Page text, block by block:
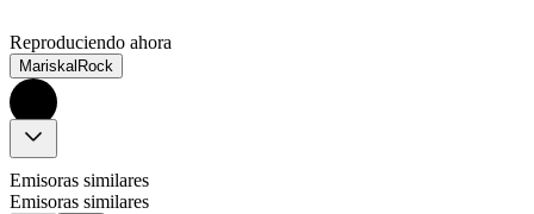
Reproduciendo ahora
MariskalRock
Emisoras similares
Emisoras similares